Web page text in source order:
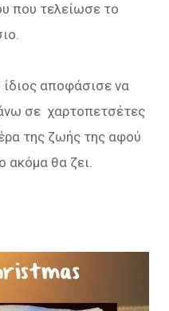
που τελείωσε το
αποφάσισε να
σε χαρτοπετσέτες
της ζωής της αφού
ακόμα θα ζει.